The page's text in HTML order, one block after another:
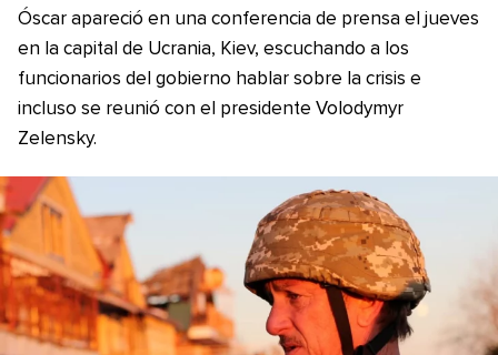
Óscar apareció en una conferencia de prensa el jueves
en la capital de Ucrania, Kiev, escuchando a los
funcionarios del gobierno hablar sobre la crisis e
incluso se reunió con el presidente Volodymyr
Zelensky.